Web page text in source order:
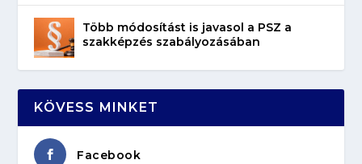
Több módosítást is javasol a PSZ a
szakképzés szabályozásában
KÖVESS MINKET
Facebook